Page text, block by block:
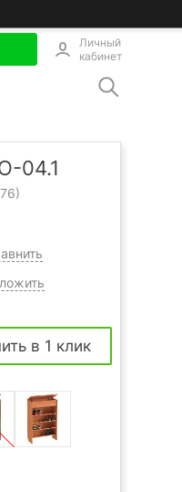
Личный
кабинет
04.1
)
в 1 клик